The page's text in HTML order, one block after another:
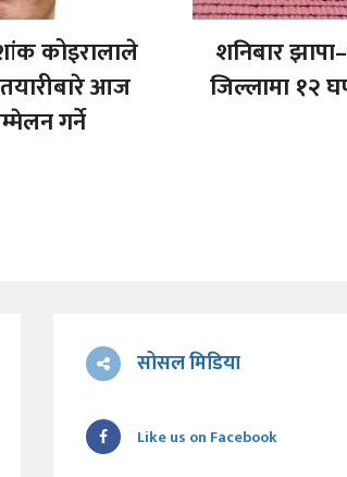
कोइरालाले
तयारीबारे आज
गर्ने
शनिबार
जिल्लामा १२
सोसल मिडिया
Like us on Facebook